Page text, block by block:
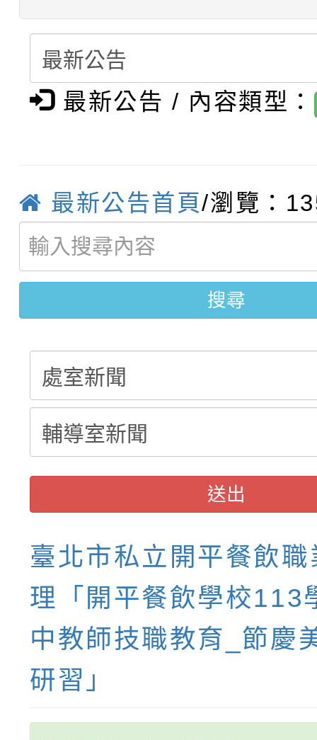
結果(第3招)
程資訊」、「暑期親子
「祖孫樂淘桃」、「愛
報，惠請貴機關(學校)
宣導。
「校園短影音徵選活動
員」簡章及活動海報，
115學年度新生訓練注
115學年度新生補報到
學年度第1學期第7次代
結果(第10招)
【甄選結果(第2招)】
學年度第1學期第9次代
結果(第2招)
轉知：本市公務人員協
9月16日本府B2大禮堂
1次會員大會暨第7屆會
函轉運動部全民運動署
推動社區運動俱樂部營
計畫」1 份，請踴躍報
權責核予出席人員公(
最新公告 / 內容類型：
最新公告首頁/瀏覽：
搜尋
送出
臺北市私立開平餐飲
理「開平餐飲學校113
中教師技職教育_節慶
研習」